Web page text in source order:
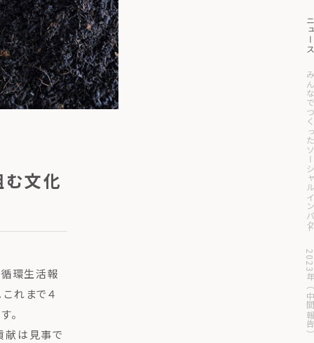
ニ
みんなでつくったソーシ
む文化
環生活報
れまで４
。
献は見事で